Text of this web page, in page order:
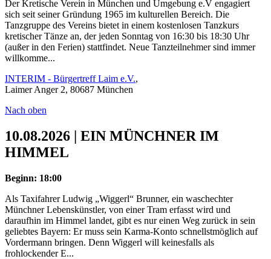
Der Kretische Verein in München und Umgebung e.V engagiert
sich seit seiner Gründung 1965 im kulturellen Bereich. Die
Tanzgruppe des Vereins bietet in einem kostenlosen Tanzkurs
kretischer Tänze an, der jeden Sonntag von 16:30 bis 18:30 Uhr
(außer in den Ferien) stattfindet. Neue Tanzteilnehmer sind immer
willkomme...
INTERIM - Bürgertreff Laim e.V.,
Laimer Anger 2, 80687 München
Nach oben
10.08.2026 | EIN MÜNCHNER IM
HIMMEL
Beginn: 18:00
Als Taxifahrer Ludwig „Wiggerl“ Brunner, ein waschechter
Münchner Lebenskünstler, von einer Tram erfasst wird und
daraufhin im Himmel landet, gibt es nur einen Weg zurück in sein
geliebtes Bayern: Er muss sein Karma-Konto schnellstmöglich auf
Vordermann bringen. Denn Wiggerl will keinesfalls als
frohlockender E...